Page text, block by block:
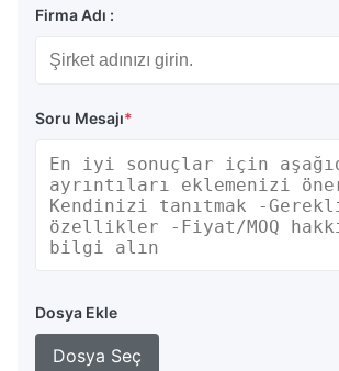
Firma Adı :
Soru Mesajı*
Dosya Ekle
Dosya Seç